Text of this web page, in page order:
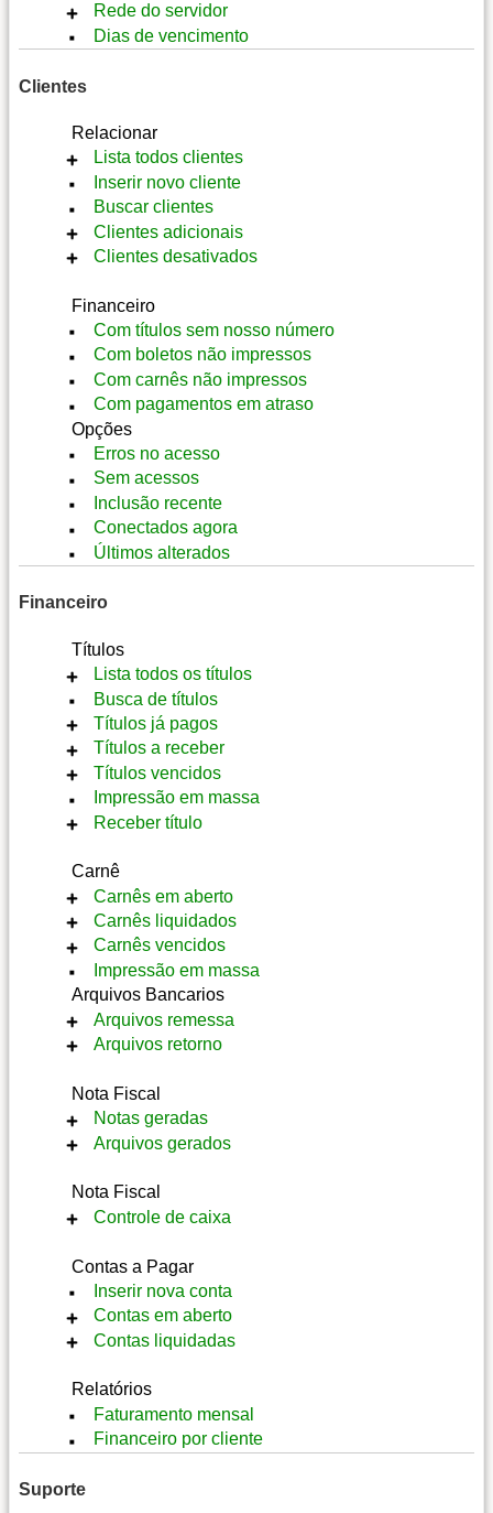
Servidor
Contratos de acesso
Ficha de chamados
Recibo
Rede do servidor
ENDERECO IP
ACESSO SSH
CLOUDFLARE
Dias de vencimento
Clientes
Relacionar
Lista todos clientes
Inserir novo cliente
Detalhes
Alterar
Notas
Conexões
Adicionais
Informações
Desbloquear
Bloquear
Inserir novo cliente
Buscar clientes
Clientes adicionais
Detalhes
Notas
Chamados
Conexões
Adicionais
Informações
Desbloquear
Bloquear
Clientes desativados
Alterar
Notas
Bloquear
Desbloquear
Financeiro
Com títulos sem nosso número
Com boletos não impressos
Com carnês não impressos
Com pagamentos em atraso
Opções
Erros no acesso
Sem acessos
Inclusão recente
Conectados agora
Últimos alterados
Financeiro
Títulos
Lista todos os títulos
Boleto
Receber
Alterar
Enviar
Bloquear cliente
Informações
Atrelar
Busca de títulos
Títulos já pagos
Informações
Notas
Enviar
Títulos a receber
Boleto
Receber
Alterar
Bloquear cliente
Informações
Notas
Atrelar
Títulos vencidos
Boleto
Receber
Enviar
Bloquear cliente
Informações
Notas
Atrelar
Impressão em massa
Receber título
Recibo
Estorno
Receber
Carnê
Carnês em aberto
Abrir
Enviar
Notas
Carnês liquidados
Abrir
Notas
Carnês vencidos
Abrir
Enviar
Notas
Impressão em massa
Arquivos Bancarios
Arquivos remessa
Gerar remessa
Download
Arquivos retorno
Detalhes
Processar
Download
Nota Fiscal
Notas geradas
Informações
Arquivos gerados
Download SPED
Nota Fiscal
Controle de caixa
Alterar
Contas a Pagar
Inserir nova conta
Contas em aberto
Adicionar pagamento
Liquidar
Notas
Informações
Contas liquidadas
Notas
Informações
Relatórios
Faturamento mensal
Financeiro por cliente
Suporte